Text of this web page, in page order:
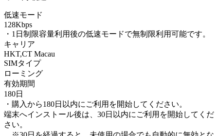
低速モード
128Kbps
・1日制限容量利用後の低速モードで無制限利用可能です。
キャリア
HKT,CT Macau
SIMタイプ
ローミング
有効期間
180日
・購入から180日以内にご利用を開始してください。
端末へインストール後は、30日以内にご利用を開始してくだ
さい。